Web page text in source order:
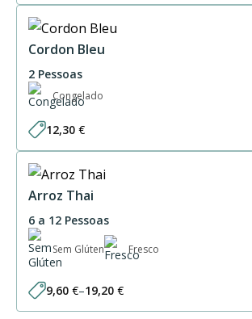
Cordon Bleu
2 Pessoas
Congelado
12,30 €
Arroz Thai
6 a 12 Pessoas
Sem Glúten Fresco
9,60 €–19,20 €
Price
range: